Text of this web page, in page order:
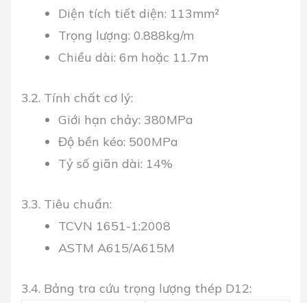
Diện tích tiết diện: 113mm²
Trọng lượng: 0.888kg/m
Chiều dài: 6m hoặc 11.7m
3.2. Tính chất cơ lý:
Giới hạn chảy: 380MPa
Độ bền kéo: 500MPa
Tỷ số giãn dài: 14%
3.3. Tiêu chuẩn:
TCVN 1651-1:2008
ASTM A615/A615M
3.4. Bảng tra cứu trọng lượng thép D12: